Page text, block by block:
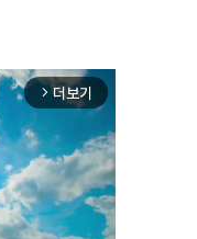
arrow_forward_ios 더보기